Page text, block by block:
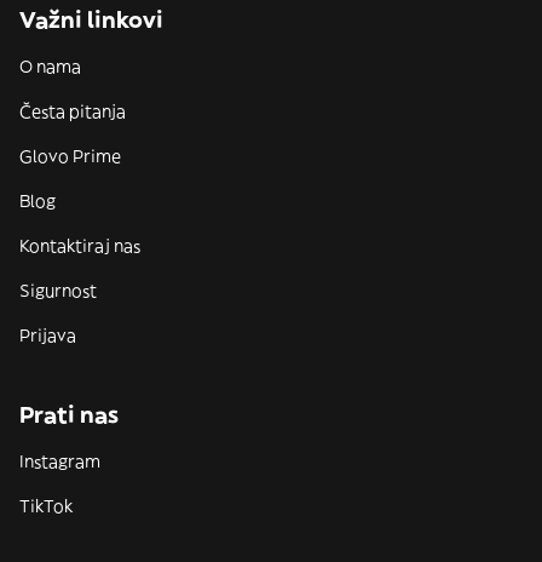
Važni linkovi
O nama
Česta pitanja
Glovo Prime
Blog
Kontaktiraj nas
Sigurnost
Prijava
Prati nas
Instagram
TikTok